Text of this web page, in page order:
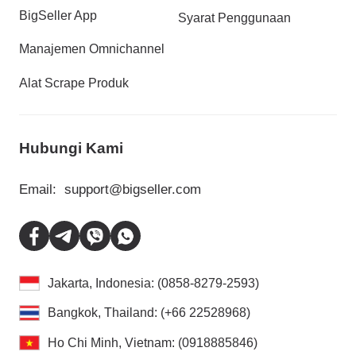
BigSeller App
Manajemen Omnichannel
Alat Scrape Produk
Syarat Penggunaan
Hubungi Kami
Email: support@bigseller.com
Jakarta, Indonesia: (0858-8279-2593)
Bangkok, Thailand: (+66 22528968)
Ho Chi Minh, Vietnam: (0918885846)